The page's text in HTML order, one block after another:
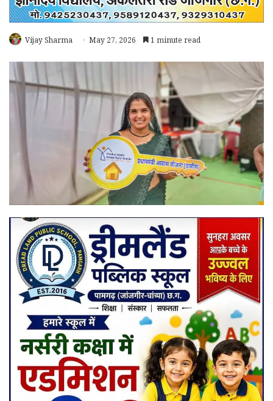
Vijay Sharma May 27, 2026 1 minute read